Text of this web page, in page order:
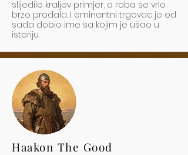
slijedile kraljev primjer, a roba se vrlo
brzo prodala. I eminentni trgovac je od
sada dobio ime sa kojim je ušao u
istoriju.
Haakon The Good